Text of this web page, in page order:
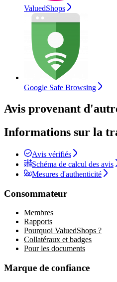
ValuedShops
Google Safe Browsing
Avis provenant
Informations sur la
Avis vérifiés
Schéma de calcul des avis
Mesures d'authenticité
Consommateur
Membres
Rapports
Pourquoi ValuedShops ?
Collatéraux et badges
Pour les documents
Marque de confiance